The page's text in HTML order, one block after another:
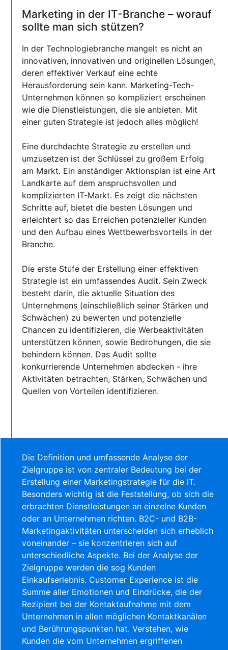
Marketing in der IT-Branche – worauf
sollte man sich stützen?
In der Technologiebranche mangelt es nicht an
innovativen, innovativen und originellen Lösungen,
deren effektiver Verkauf eine echte
Herausforderung sein kann. Marketing-Tech-
Unternehmen können so kompliziert erscheinen
wie die Dienstleistungen, die sie anbieten. Mit
einer guten Strategie ist jedoch alles möglich!
Eine durchdachte Strategie zu erstellen und
umzusetzen ist der Schlüssel zu großem Erfolg
am Markt. Ein anständiger Aktionsplan ist eine Art
Landkarte auf dem anspruchsvollen und
komplizierten IT-Markt. Es zeigt die nächsten
Schritte auf, bietet die besten Lösungen und
erleichtert so das Erreichen potenzieller Kunden
und den Aufbau eines Wettbewerbsvorteils in der
Branche.
Die erste Stufe der Erstellung einer effektiven
Strategie ist ein umfassendes Audit. Sein Zweck
besteht darin, die aktuelle Situation des
Unternehmens (einschließlich seiner Stärken und
Schwächen) zu bewerten und potenzielle
Chancen zu identifizieren, die Werbeaktivitäten
unterstützen können, sowie Bedrohungen, die sie
behindern können. Das Audit sollte
konkurrierende Unternehmen abdecken - ihre
Aktivitäten betrachten, Stärken, Schwächen und
Quellen von Vorteilen identifizieren.
Die Definition und umfassende Analyse der
Zielgruppe ist von zentraler Bedeutung bei der
Erstellung einer Marketingstrategie für die IT.
Besonders wichtig ist die Feststellung, ob sich die
erbrachten Dienstleistungen an einzelne Kunden
oder an Unternehmen richten. B2C- und B2B-
Marketingaktivitäten unterscheiden sich erheblich
voneinander – sie konzentrieren sich auf
unterschiedliche Aspekte. Bei der Analyse der
Zielgruppe werden die sog Kunden
Einkaufserlebnis. Customer Experience ist die
Summe aller Emotionen und Eindrücke, die der
Rezipient bei der Kontaktaufnahme mit dem
Unternehmen in allen möglichen Kontaktkanälen
und Berührungspunkten hat. Verstehen, wie
Kunden die vom Unternehmen ergriffenen